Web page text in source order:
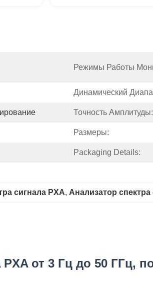
Режимы Работы
Динамический
Точность Амплитуды:
Размеры:
Packaging Details:
сигнала PXA, Анализатор спектра
PXA от 3 Гц до 50 ГГц,